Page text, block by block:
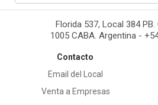
Florida 537, Local 384 PB.
1005 CABA. Argentina -
Contacto
Email del Local
Venta a Empresas